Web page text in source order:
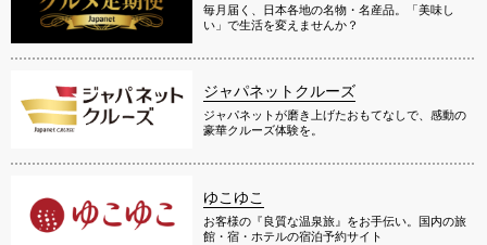
毎月届く、日本各地の名物・名産品。「美味し
い」で生活を変えませんか？
ジャパネットクルーズ
ジャパネットが磨き上げたおもてなしで、感動の
豪華クルーズ体験を。
ゆこゆこ
お客様の『良質な温泉旅』をお手伝い。国内の旅
館・宿・ホテルの宿泊予約サイト